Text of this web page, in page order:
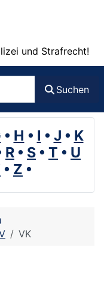
und Strafrecht!
Suchen
• H • I • J • K
R • S • T • U
• Z •
VK